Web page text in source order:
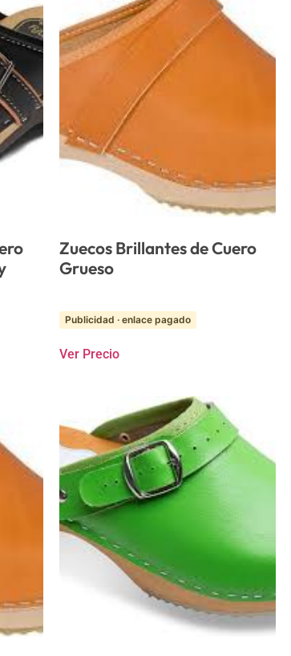
Zuecos Brillantes de Cuero
Grueso
Publicidad · enlace pagado
Ver Precio